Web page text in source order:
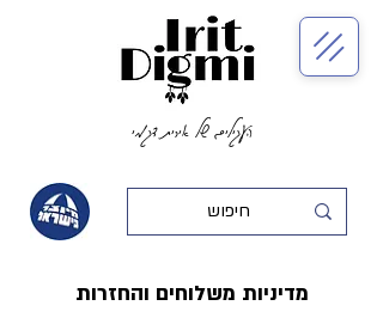
העגילים של אירית דגמי
מדיניות משלוחים והחזרות